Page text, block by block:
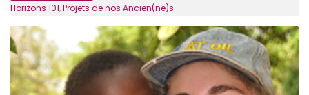
Horizons 101,Projets de nos Ancien(ne)s